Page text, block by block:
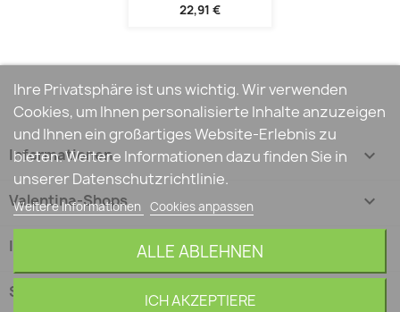
22,91 €
Informationen 
Valentina-Shops 
Ihr Konto
Shop-Einstellungen
Ihre Privatsphäre ist uns wichtig. Wir verwenden
Cookies, um Ihnen personalisierte Inhalte anzuzeigen
und Ihnen ein großartiges Website-Erlebnis zu
bieten. Weitere Informationen dazu finden Sie in
unserer Datenschutzrichtlinie.
Weitere Informationen Cookies anpassen
ALLE ABLEHNEN
ICH AKZEPTIERE